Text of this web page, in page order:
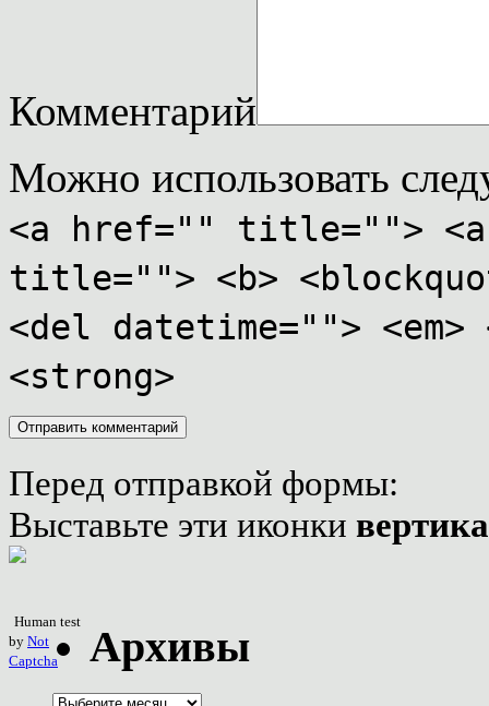
Комментарий
Можно использовать
<a href="" title="">
title=""> <b>
<del datetime="">
<strong>
Перед отправкой формы:
Выставьте эти иконки
Human test
by Not
Captcha
Архивы